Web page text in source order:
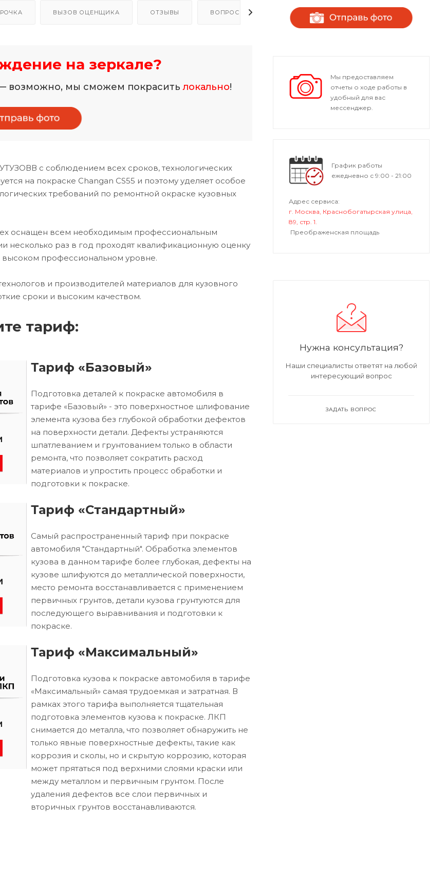
ВЫЗОВ ОЦЕНЩИКА ОТЗЫВЫ ВОПРОСЫ - ОТВЕТЫ
на зеркале?
возможно, мы сможем покраситьлокально!
с соблюдением всех сроков, технологических
на покраске Changan CS55 и поэтому уделяет особое
требований по ремонтной окраске кузовных
оснащен всем необходимым профессиональным
несколько раз в год проходят квалификационную оценку
профессиональном уровне.
и производителей материалов для кузовного
сроки и высоким качеством.
тариф:
Тариф «Базовый»
Подготовка деталей к покраске автомобиля в
тарифе «Базовый» - это поверхностное шлифование
элемента кузова без глубокой обработки дефектов
на поверхности детали. Дефекты устраняются
шпатлеванием и грунтованием только в области
ремонта, что позволяет сократить расход
материалов и упростить процесс обработки и
подготовки к покраске.
Тариф «Стандартный»
Самый распространенный тариф при покраске
автомобиля "Стандартный". Обработка элементов
кузова в данном тарифе более глубокая, дефекты на
кузове шлифуются до металлической поверхности,
место ремонта восстанавливается с применением
первичных грунтов, детали кузова грунтуются для
последующего выравнивания и подготовки к
покраске.
Тариф «Максимальный»
Подготовка кузова к покраске автомобиля в тарифе
«Максимальный» самая трудоемкая и затратная. В
рамках этого тарифа выполняется тщательная
подготовка элементов кузова к покраске. ЛКП
снимается до металла, что позволяет обнаружить не
только явные поверхностные дефекты, такие как
коррозия и сколы, но и скрытую коррозию, которая
может прятаться под верхними слоями краски или
между металлом и первичным грунтом. После
удаления дефектов все слои первичных и
вторичных грунтов восстанавливаются.
Мы предоставляем
отчеты о ходе работы в
удобный для вас
мессенджер.
График работы
ежедневно с 9:00 - 21:00
Адрес сервиса:
г. Москва, Краснобогатырская улица,
89, стр. 1.
Преображенская площадь
Нужна консультация?
Наши специалисты ответят на любой
интересующий вопрос
ЗАДАТЬ ВОПРОС